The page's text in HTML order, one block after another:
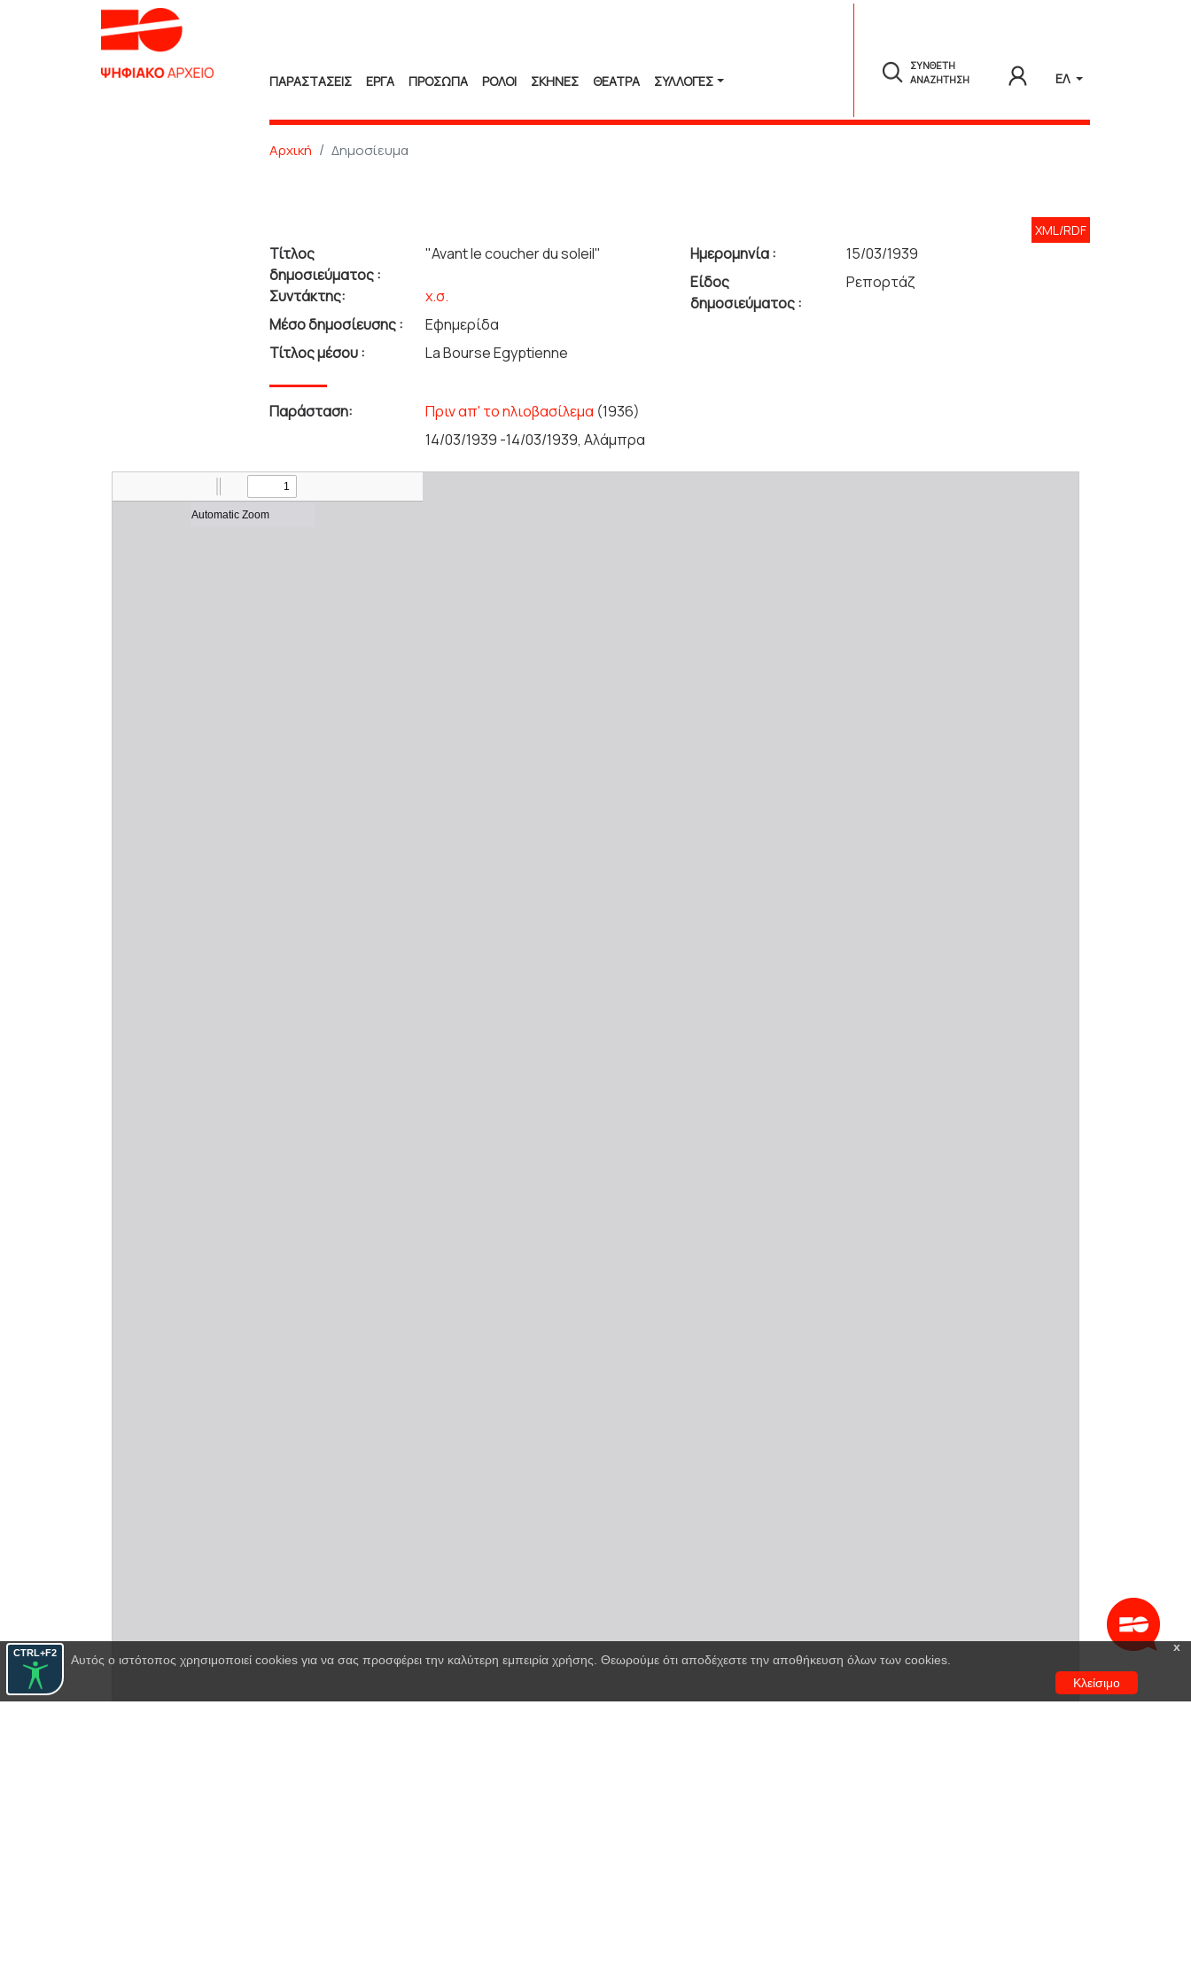
CTRL+F2
ΠΑΡΑΣΤΑΣΕΙΣ ΕΡΓΑ ΠΡΟΣΩΠΑ ΡΟΛΟΙ ΣΚΗΝΕΣ ΘΕΑΤΡΑ ΣΥΛΛΟΓΈΣ
ΣΥΝΘΕΤΗ
ΑΝΑΖΗΤΗΣΗ
ΕΛ
Αρχική Δημοσίευμα
XML/RDF
Τίτλος
δημοσιεύματος :
"Avant le coucher du soleil"
Συντάκτης:
χ.σ.
Μέσο δημοσίευσης :
Εφημερίδα
Τίτλος μέσου :
La Bourse Egyptienne
Ημερομηνία :
15/03/1939
Είδος
δημοσιεύματος :
Ρεπορτάζ
Παράσταση: Πριν απ' το ηλιοβασίλεμα (1936)
14/03/1939 -14/03/1939, Αλάμπρα
x
Αυτός ο ιστότοπος χρησιμοποιεί cookies για να σας προσφέρει την καλύτερη εμπειρία χρήσης. Θεωρούμε ότι αποδέχεστε την αποθήκευση όλων των cookies.
Κλείσιμο